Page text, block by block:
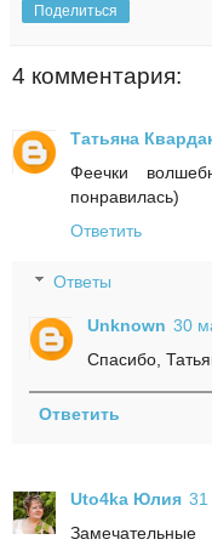
Поделиться
4 комментария:
Татьяна
Феечки
понравилась)
Ответить
Ответы
Unknown 30
Спасибо,
Ответить
Uto4ka Юлия 31